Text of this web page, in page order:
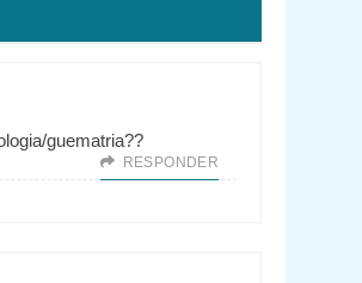
guematria??
RESPONDER